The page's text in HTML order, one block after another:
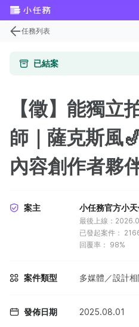
任務列表
已結案
【徵】能獨立
師｜薩克斯風
內容創作者夥伴
案主 小任務官方小
最後上線：
已發起案件：
回覆率： 98%
案件類型 多媒體／設計相
發佈日期 2025.08.01